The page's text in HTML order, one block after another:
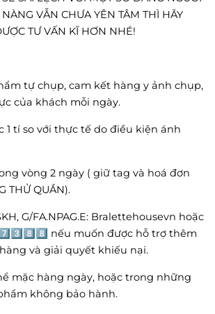
VẪN CHƯA YÊN TÂM THÌ HÃY
TƯ VẤN KĨ HƠN NHÉ!
tự chụp, cam kết hàng y ảnh chụp,
của khách mỗi ngày.
tí so với thực tế do điều kiện ánh
vòng 2 ngày ( giữ tag và hoá đơn
THỬ QUẦN).
G/FA.NPAG.E: Bralettehousevn hoặc
nếu muốn được hỗ trợ thêm
và giải quyết khiếu nại.
mặc hàng ngày, hoặc trong những
không bảo hành.